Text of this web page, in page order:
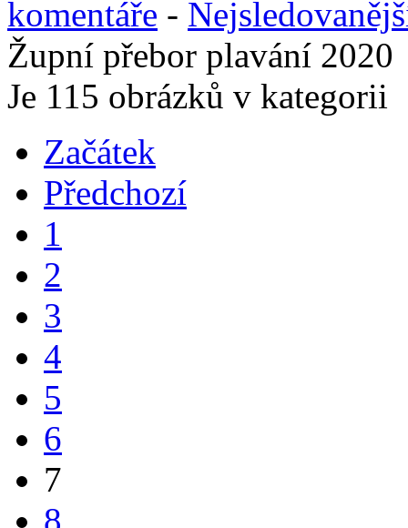
komentáře -
Župní přebor plavání 2020
Je 115 obrázků v kategorii
Začátek
Předchozí
1
2
3
4
5
6
7
8